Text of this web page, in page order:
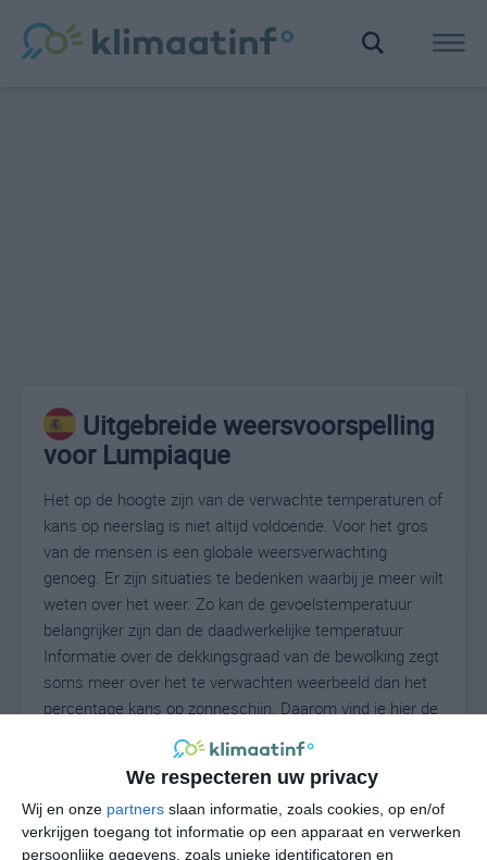
We respecteren uw privacy
Wij en onze partners slaan informatie, zoals cookies, op en/of
verkrijgen toegang tot informatie op een apparaat en verwerken
persoonlijke gegevens, zoals unieke identificatoren en
Uitgebreide weersvoorspelling
voor Lumpiaque
Het op de hoogte zijn van de verwachte temperaturen of
kans op neerslag is niet altijd voldoende. Voor het gros
van de mensen is een globale weersverwachting
genoeg. Er zijn situaties te bedenken waarbij je meer wilt
weten over het weer. Zo kan de gevoelstemperatuur
belangrijker zijn dan de daadwerkelijke temperatuur.
Informatie over de dekkingsgraad van de bewolking zegt
soms meer over het te verwachten weerbeeld dan het
percentage kans op zonneschijn. Daarom vind je hier de
uitgebreide weersvoorspelling voor Lumpiaque.
°C